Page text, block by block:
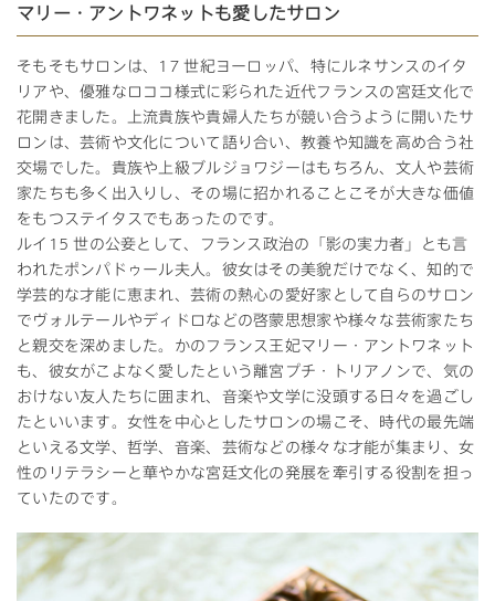
マリー・アントワネットも愛したサロン
そもそもサロンは、17 世紀ヨーロッパ、特にルネサンスのイタ
リアや、優雅なロココ様式に彩られた近代フランスの宮廷文化で
花開きました。上流貴族や貴婦人たちが競い合うように開いたサ
ロンは、芸術や文化について語り合い、教養や知識を高め合う社
交場でした。貴族や上級ブルジョワジーはもちろん、文人や芸術
家たちも多く出入りし、その場に招かれることこそが大きな価値
をもつステイタスでもあったのです。
ルイ15 世の公妾として、フランス政治の「影の実力者」とも言
われたポンパドゥール夫人。彼女はその美貌だけでなく、知的で
学芸的な才能に恵まれ、芸術の熱心の愛好家として自らのサロン
でヴォルテールやディドロなどの啓蒙思想家や様々な芸術家たち
と親交を深めました。かのフランス王妃マリー・アントワネット
も、彼女がこよなく愛したという離宮プチ・トリアノンで、気の
おけない友人たちに囲まれ、音楽や文学に没頭する日々を過ごし
たといいます。女性を中心としたサロンの場こそ、時代の最先端
といえる文学、哲学、音楽、芸術などの様々な才能が集まり、女
性のリテラシーと華やかな宮廷文化の発展を牽引する役割を担っ
ていたのです。